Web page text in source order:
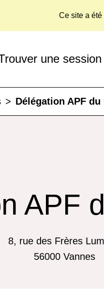
Ce site a
une session
> Délégation APF
APF
8, rue des Frères
56000 Vannes